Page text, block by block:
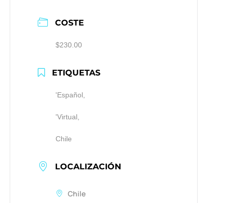
COSTE
$230.00
ETIQUETAS
'Español,
'Virtual,
Chile
LOCALIZACIÓN
Chile